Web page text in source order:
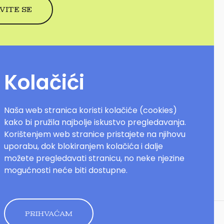
kolačića Pravila
Kolačići
Naša web stranica koristi kolačiće (cookies)
kako bi pružila najbolje iskustvo pregledavanja.
Korištenjem web stranice pristajete na njihovu
uporabu, dok blokiranjem kolačića i dalje
možete pregledavati stranicu, no neke njezine
mogućnosti neće biti dostupne.
PRIHVAĆAM